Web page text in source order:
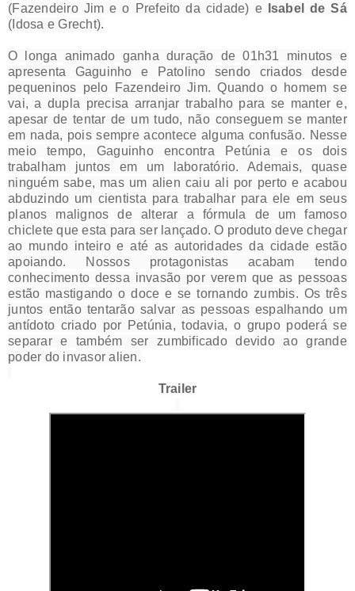
(Fazendeiro Jim e o Prefeito da cidade) e
Isabel de Sá
(Idosa e Grecht).
O longa animado ganha duração de 01h31 minutos e
apresenta Gaguinho e Patolino sendo criados desde
pequeninos pelo Fazendeiro Jim. Quando o homem se
vai, a dupla precisa arranjar trabalho para se manter e,
apesar de tentar de um tudo, não conseguem se manter
em nada, pois sempre acontece alguma confusão. Nesse
meio tempo, Gaguinho encontra Petúnia e os dois
trabalham juntos em um laboratório. Ademais, quase
ninguém sabe, mas um alien caiu ali por perto e acabou
abduzindo um cientista para trabalhar para ele em seus
planos malignos de alterar a fórmula de um famoso
chiclete que esta para ser lançado. O produto deve chegar
ao mundo inteiro e até as autoridades da cidade estão
apoiando. Nossos protagonistas acabam tendo
conhecimento dessa invasão por verem que as pessoas
estão mastigando o doce e se tornando zumbis. Os três
juntos então tentarão salvar as pessoas espalhando um
antídoto criado por Petúnia, todavia, o grupo poderá se
separar e também ser zumbificado devido ao grande
poder do invasor alien.
Trailer